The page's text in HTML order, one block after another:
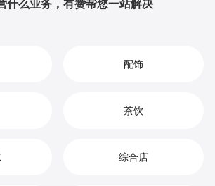
什么业务，有赞帮您一站解决
配饰
茶饮
综合店